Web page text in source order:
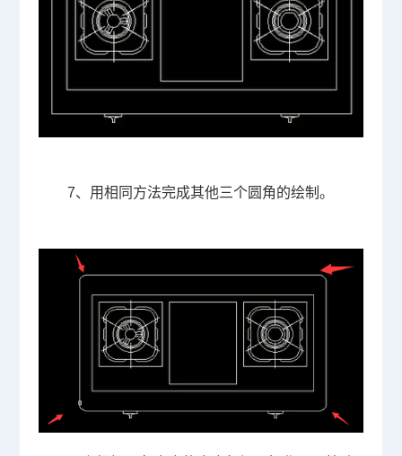
7、用相同方法完成其他三个圆角的绘制。